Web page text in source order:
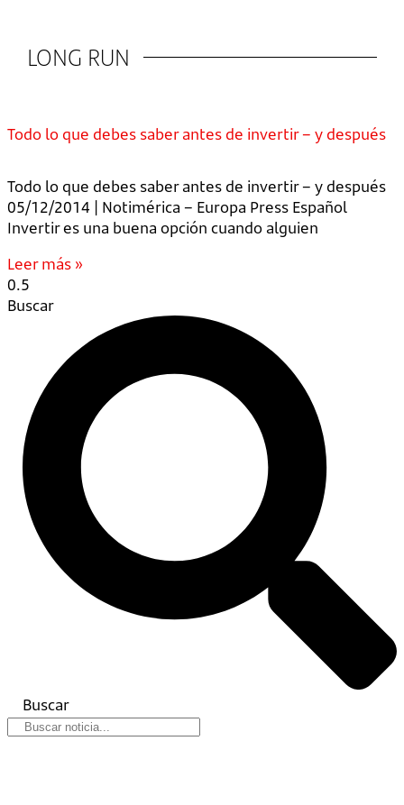
LONG RUN
Todo lo que debes saber antes de invertir – y después
Todo lo que debes saber antes de invertir – y después
05/12/2014 | Notimérica – Europa Press Español
Invertir es una buena opción cuando alguien
Leer más »
Buscar
Buscar